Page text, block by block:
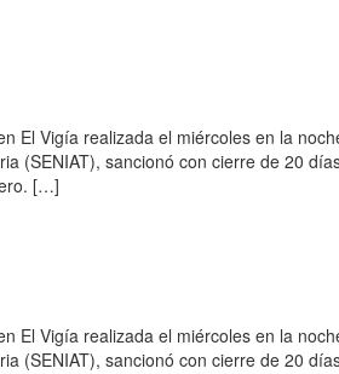
El Vigía realizada el miércoles en la
(SENIAT), sancionó con cierre de 20
[…]
El Vigía realizada el miércoles en la
(SENIAT), sancionó con cierre de 20